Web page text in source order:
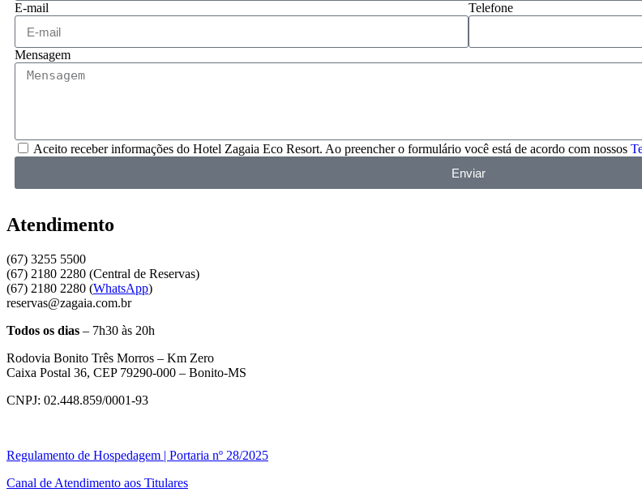
E-mail Telefone
Mensagem
Aceito receber informações do Hotel Zagaia Eco Resort. Ao preencher o formulário você está de acordo com nossos
Enviar
Atendimento
(67) 3255 5500
(67) 2180 2280 (Central de Reservas)
(67) 2180 2280 (WhatsApp)
reservas@zagaia.com.br
Todos os dias – 7h30 às 20h
Rodovia Bonito Três Morros – Km Zero
Caixa Postal 36, CEP 79290-000 – Bonito-MS
CNPJ: 02.448.859/0001-93
Regulamento de Hospedagem | Portaria nº 28/2025
Canal de Atendimento aos Titulares